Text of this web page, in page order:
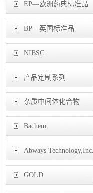
EP—欧洲药典标准品
BP—英国标准品
NIBSC
产品定制系列
杂质中间体化合物
Bachem
Abways Technology,Inc.
GOLD